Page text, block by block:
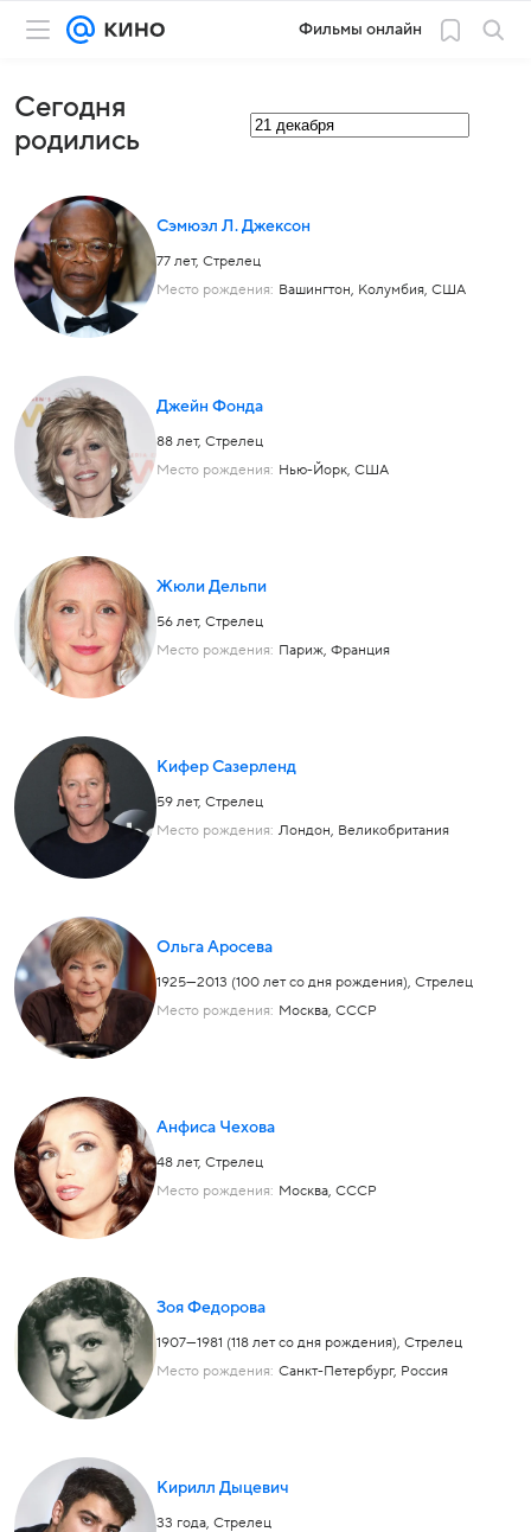
Фильмы онлайн
Сегодня
родились
Сэмюэл Л. Джексон
77 лет, Стрелец
Место рождения: Вашингтон, Колумбия, США
Джейн Фонда
88 лет, Стрелец
Место рождения: Нью-Йорк, США
Жюли Дельпи
56 лет, Стрелец
Место рождения: Париж, Франция
Кифер Сазерленд
59 лет, Стрелец
Место рождения: Лондон, Великобритания
Ольга Аросева
1925—2013 (100 лет со дня рождения), Стрелец
Место рождения: Москва, СССР
Анфиса Чехова
48 лет, Стрелец
Место рождения: Москва, СССР
Зоя Федорова
1907—1981 (118 лет со дня рождения), Стрелец
Место рождения: Санкт-Петербург, Россия
Кирилл Дыцевич
33 года, Стрелец